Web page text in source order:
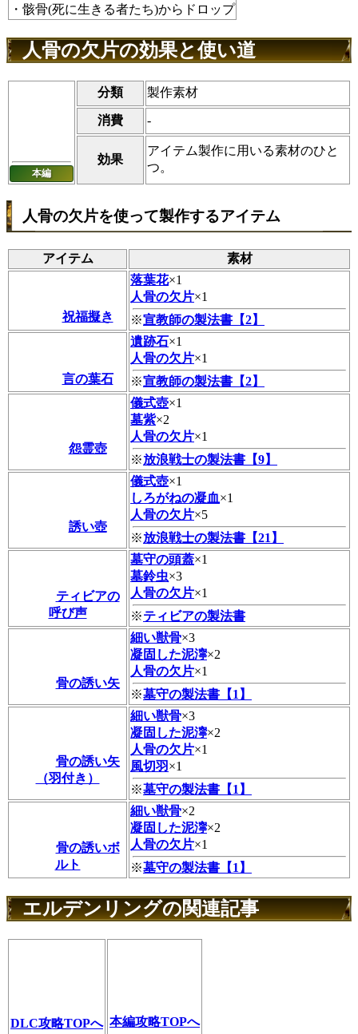
・骸骨(死に生きる者たち)からドロップ
人骨の欠片の効果と使い道
本編
分類 製作素材
消費 -
効果
アイテム製作に用いる素材のひと
つ。
人骨の欠片を使って製作するアイテム
アイテム 素材
祝福擬き
落葉花×1
人骨の欠片×1
※宣教師の製法書【2】
言の葉石
遺跡石×1
人骨の欠片×1
※宣教師の製法書【2】
怨霊壺
儀式壺×1
墓紫×2
人骨の欠片×1
※放浪戦士の製法書【9】
誘い壺
儀式壺×1
しろがねの凝血×1
人骨の欠片×5
※放浪戦士の製法書【21】
ティビアの
呼び声
墓守の頭蓋×1
墓鈴虫×3
人骨の欠片×1
※ティビアの製法書
骨の誘い矢
細い獣骨×3
凝固した泥濘×2
人骨の欠片×1
※墓守の製法書【1】
骨の誘い矢
（羽付き）
細い獣骨×3
凝固した泥濘×2
人骨の欠片×1
風切羽 ×1
※墓守の製法書【1】
骨の誘いボ
ルト
細い獣骨×2
凝固した泥濘×2
人骨の欠片×1
※墓守の製法書【1】
エルデンリングの関連記事
DLC攻略TOPへ 本編攻略TOPへ